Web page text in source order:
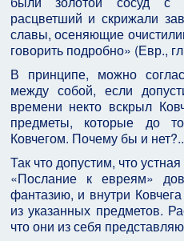
расцветший и скрижали
славы, осеняющие
говорить подробно» (Евр.,
В принципе, можно
между собой, если
времени некто вскрыл
предметы, которые до
Ковчегом. Почему бы и нет?..
Так что допустим, что
«Послание к евреям»
фантазию, и внутри
из указанных предметов.
что они из себя